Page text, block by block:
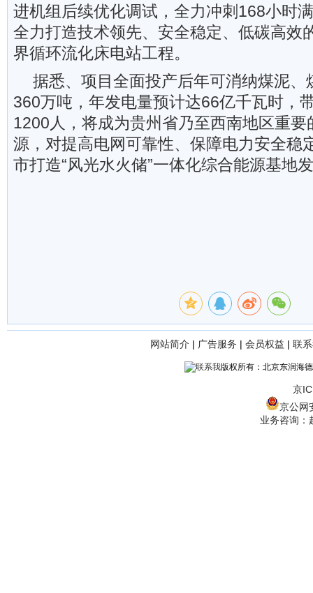
进机组后续优化调试，全力冲刺168小时
全力打造技术领先、安全稳定、低碳高效
界循环流化床电站工程。
据悉、项目全面投产后年可消纳煤泥、
360万吨，年发电量预计达66亿千瓦时，
1200人，将成为贵州省乃至西南地区重
源，对提高电网可靠性、保障电力安全稳
市打造“风光水火储”一体化综合能源基地
网站简介 | 广告服务 | 会员权益 | 联
版权所有：北京东润海
京
京公网
业务咨询：